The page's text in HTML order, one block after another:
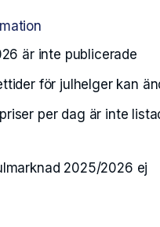
är inte publicerade
för julhelger kan
per dag är inte
2025/2026 ej